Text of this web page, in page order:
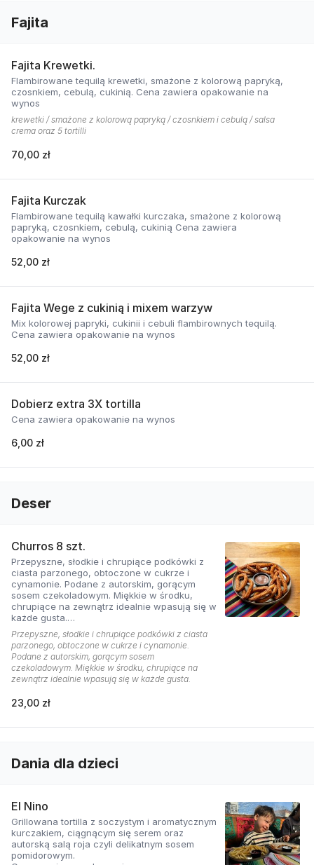
Fajita
Fajita Krewetki.
Flambirowane tequilą krewetki, smażone z kolorową papryką,
czosnkiem, cebulą, cukinią. Cena zawiera opakowanie na
wynos
krewetki / smażone z kolorową papryką / czosnkiem i cebulą / salsa
crema oraz 5 tortilli
70,00 zł
Fajita Kurczak
Flambirowane tequilą kawałki kurczaka, smażone z kolorową
papryką, czosnkiem, cebulą, cukinią Cena zawiera
opakowanie na wynos
52,00 zł
Fajita Wege z cukinią i mixem warzyw
Mix kolorowej papryki, cukinii i cebuli flambirownych tequilą.
Cena zawiera opakowanie na wynos
52,00 zł
Dobierz extra 3X tortilla
Cena zawiera opakowanie na wynos
6,00 zł
Deser
Churros 8 szt.
Przepyszne, słodkie i chrupiące podkówki z
ciasta parzonego, obtoczone w cukrze i
cynamonie. Podane z autorskim, gorącym
sosem czekoladowym. Miękkie w środku,
chrupiące na zewnątrz idealnie wpasują się w
każde gusta.
Cena zawiera opakowanie na wynos.
Przepyszne, słodkie i chrupiące podkówki z ciasta
parzonego, obtoczone w cukrze i cynamonie.
Podane z autorskim, gorącym sosem
czekoladowym. Miękkie w środku, chrupiące na
zewnątrz idealnie wpasują się w każde gusta.
23,00 zł
Dania dla dzieci
El Nino
Grillowana tortilla z soczystym i aromatycznym
kurczakiem, ciągnącym się serem oraz
autorską salą roja czyli delikatnym sosem
pomidorowym.